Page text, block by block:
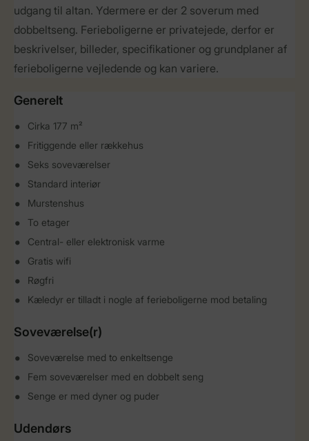
udgang til altan. Ydermere er der 2 soverum med
dobbeltseng. Ferieboligerne er privatejede, derfor er
beskrivelser, billeder, specifikationer og grundplaner af
ferieboligerne vejledende og kan variere.
Generelt
Cirka 177 m²
Fritiggende eller rækkehus
Seks soveværelser
Standard interiør
Murstenshus
To etager
Central- eller elektronisk varme
Gratis wifi
Røgfri
Kæledyr er tilladt i nogle af ferieboligerne mod betaling
Soveværelse(r)
Soveværelse med to enkeltsenge
Fem soveværelser med en dobbelt seng
Senge er med dyner og puder
Udendørs